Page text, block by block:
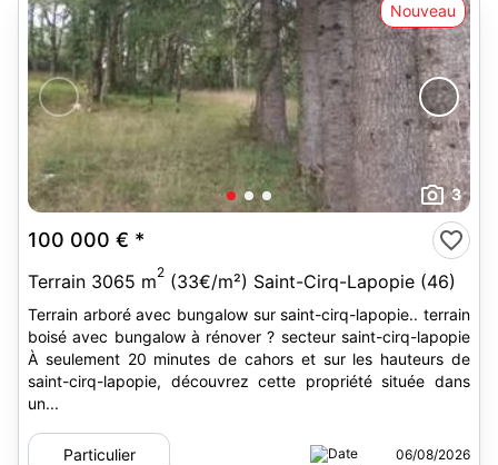
Nouveau
3
100 000 € *
Terrain 3065 m2 (33€/m²) Saint-Cirq-Lapopie (46)
Terrain arboré avec bungalow sur saint-cirq-lapopie.. terrain
boisé avec bungalow à rénover ? secteur saint-cirq-lapopie
À seulement 20 minutes de cahors et sur les hauteurs de
saint-cirq-lapopie, découvrez cette propriété située dans
un...
Particulier 06/08/2026